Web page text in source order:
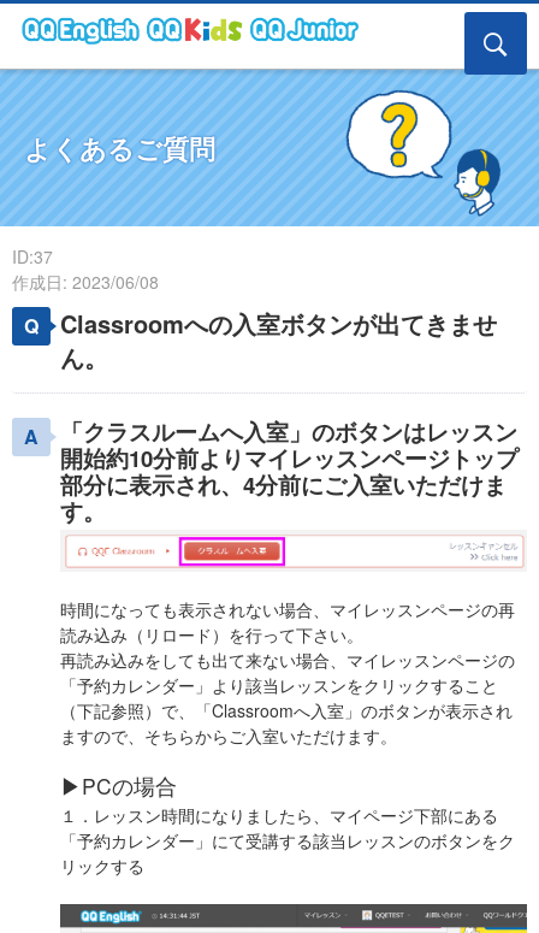
よくあるご質問
ID:37
作成日: 2023/06/08
Classroomへの入室ボタンが出てきませ
ん。
「クラスルームへ入室」のボタンはレッスン
開始約10分前よりマイレッスンページトップ
部分に表示され、4分前にご入室いただけま
す。
時間になっても表示されない場合、マイレッスンページの再
読み込み（リロード）を行って下さい。
再読み込みをしても出て来ない場合、マイレッスンページの
「予約カレンダー」より該当レッスンをクリックすること
（下記参照）で、「Classroomへ入室」のボタンが表示され
ますので、そちらからご入室いただけます。
▶PCの場合
１．レッスン時間になりましたら、マイページ下部にある
「予約カレンダー」にて受講する該当レッスンのボタンをク
リックする